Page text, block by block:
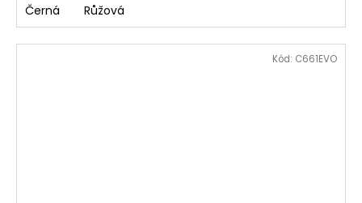
Černá Růžová
Kód: C661EVO